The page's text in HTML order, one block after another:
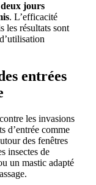
jours
. L’efficacité
les résultats sont
entrées
les invasions
d’entrée comme
des fenêtres
insectes de
un mastic adapté